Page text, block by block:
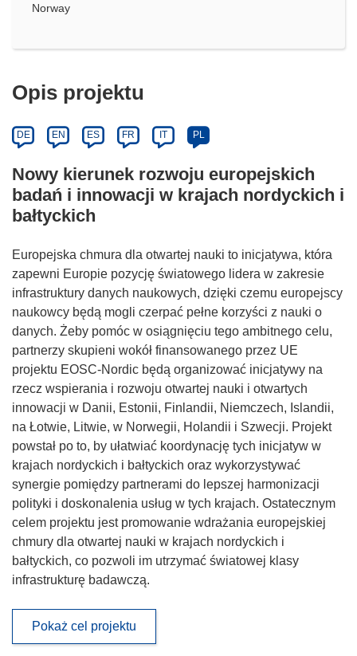
Norway
Opis projektu
DE EN ES FR IT PL
Nowy kierunek rozwoju europejskich
badań i innowacji w krajach nordyckich i
bałtyckich
Europejska chmura dla otwartej nauki to inicjatywa, która
zapewni Europie pozycję światowego lidera w zakresie
infrastruktury danych naukowych, dzięki czemu europejscy
naukowcy będą mogli czerpać pełne korzyści z nauki o
danych. Żeby pomóc w osiągnięciu tego ambitnego celu,
partnerzy skupieni wokół finansowanego przez UE
projektu EOSC-Nordic będą organizować inicjatywy na
rzecz wspierania i rozwoju otwartej nauki i otwartych
innowacji w Danii, Estonii, Finlandii, Niemczech, Islandii,
na Łotwie, Litwie, w Norwegii, Holandii i Szwecji. Projekt
powstał po to, by ułatwiać koordynację tych inicjatyw w
krajach nordyckich i bałtyckich oraz wykorzystywać
synergie pomiędzy partnerami do lepszej harmonizacji
polityki i doskonalenia usług w tych krajach. Ostatecznym
celem projektu jest promowanie wdrażania europejskiej
chmury dla otwartej nauki w krajach nordyckich i
bałtyckich, co pozwoli im utrzymać światowej klasy
infrastrukturę badawczą.
Pokaż cel projektu